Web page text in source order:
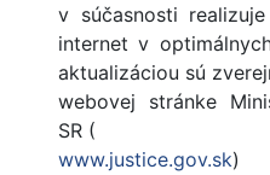
v súčasnosti
internet v
aktualizáciou sú
webovej stránke
SR (
www.justice.gov.sk)